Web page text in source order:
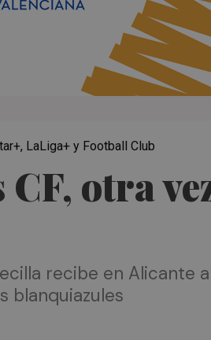
otra
LaLiga+ y Football Club
recibe en Alicante
blanquiazules